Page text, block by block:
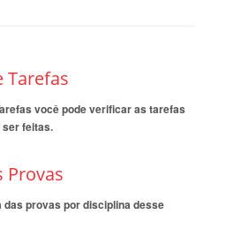
Tarefas
você pode verificar as tarefas
feitas.
Provas
das provas por disciplina desse